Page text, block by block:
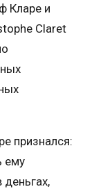
Кларе и
Claret
признался:
ему